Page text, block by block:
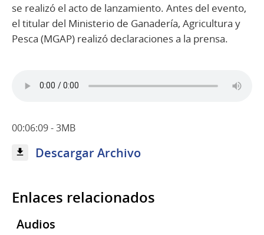
se realizó el acto de lanzamiento. Antes del evento,
el titular del Ministerio de Ganadería, Agricultura y
Pesca (MGAP) realizó declaraciones a la prensa.
00:06:09 - 3MB
Descargar Archivo
Enlaces relacionados
Audios